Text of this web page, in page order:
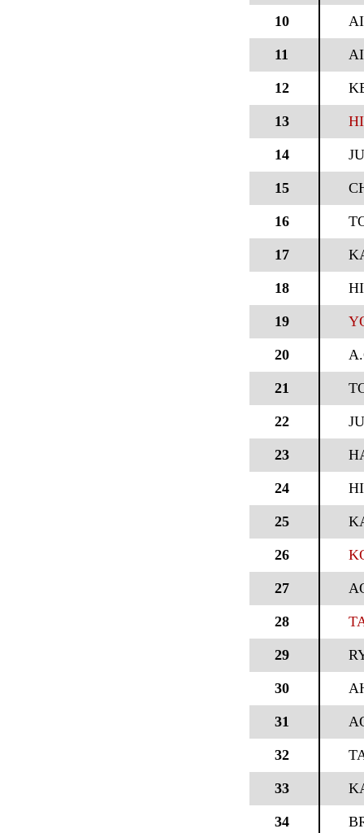
10
11
12
13
14
15
16
17
18
19
20
21
22
23
24
25
26
27
28
29
30
31
32
33
34